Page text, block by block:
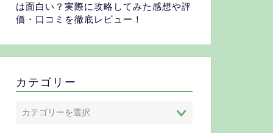
は面白い？実際に攻略してみた感想や評
価・口コミを徹底レビュー！
カテゴリー